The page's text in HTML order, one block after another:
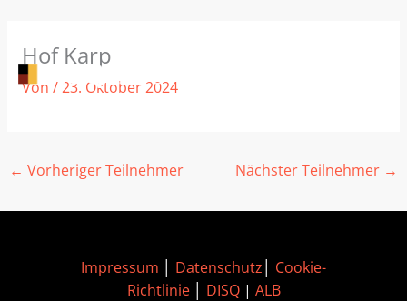
Inhalt
springen
Hof Karp
Von /23. Oktober 2024
← Vorheriger Teilnehmer Nächster Teilnehmer →
Impressum Datenschutz
Cookie-
Richtlinie│ DISQ| ALB